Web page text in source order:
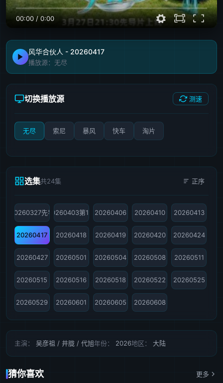
00:00 / 0:00
风华合伙人 - 20260417
播放源：无尽
切换播放源 测速
无尽 索尼 暴风 快车 淘片
选集共24集 正序
20260327先导20260403第1期20260406 20260410 20260413
20260417 20260418 20260419 20260420 20260424
20260427 20260501 20260504 20260508 20260511
20260515 20260516 20260518 20260522 20260525
20260529 20260601 20260605 20260608
主演： 吴彦祖 / 井胧 / 代旭年份： 2026地区： 大陆
猜你喜欢 更多